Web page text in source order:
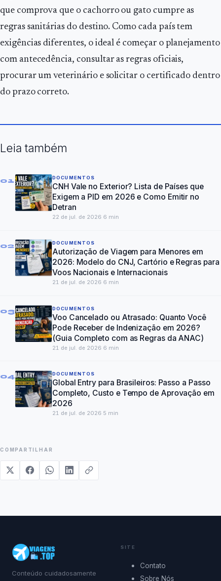
que comprova que o cachorro ou gato cumpre as
regras sanitárias do destino. Como cada país tem
exigências diferentes, o ideal é começar o planejamento
com antecedência, consultar as regras oficiais,
procurar um veterinário e solicitar o certificado dentro
do prazo correto.
Leia também
01 DOCUMENTOS
CNH Vale no Exterior? Lista de Países que
Exigem a PID em 2026 e Como Emitir no
Detran
22 de jul. de 2026 6 min
02 DOCUMENTOS
Autorização de Viagem para Menores em
2026: Modelo do CNJ, Cartório e Regras para
Voos Nacionais e Internacionais
21 de jul. de 2026 6 min
03 DOCUMENTOS
Voo Cancelado ou Atrasado: Quanto Você
Pode Receber de Indenização em 2026?
(Guia Completo com as Regras da ANAC)
21 de jul. de 2026 6 min
04 DOCUMENTOS
Global Entry para Brasileiros: Passo a Passo
Completo, Custo e Tempo de Aprovação em
2026
21 de jul. de 2026 5 min
COMPARTILHAR
Conteúdo cuidadosamente
SITE
Contato
Sobre Nós